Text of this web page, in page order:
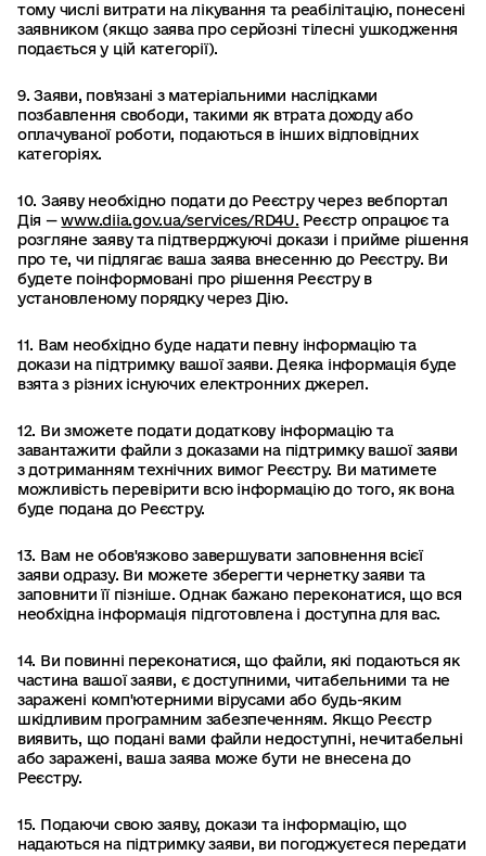
тому числі витрати на лікування та реабілітацію, понесені
заявником (якщо заява про серйозні тілесні ушкодження
подається у цій категорії).
9. Заяви, пов'язані з матеріальними наслідками
позбавлення свободи, такими як втрата доходу або
оплачуваної роботи, подаються в інших відповідних
категоріях.
10. Заяву необхідно подати до Реєстру через вебпортал
Дія —www.diia.gov.ua/services/RD4U. Реєстр опрацює та
розгляне заяву та підтверджуючі докази і прийме рішення
про те, чи підлягає ваша заява внесенню до Реєстру. Ви
будете поінформовані про рішення Реєстру в
установленому порядку через Дію.
11. Вам необхідно буде надати певну інформацію та
докази на підтримку вашої заяви. Деяка інформація буде
взята з різних існуючих електронних джерел.
12. Ви зможете подати додаткову інформацію та
завантажити файли з доказами на підтримку вашої заяви
з дотриманням технічних вимог Реєстру. Ви матимете
можливість перевірити всю інформацію до того, як вона
буде подана до Реєстру.
13. Вам не обов'язково завершувати заповнення всієї
заяви одразу. Ви можете зберегти чернетку заяви та
заповнити її пізніше. Однак бажано переконатися, що вся
необхідна інформація підготовлена і доступна для вас.
14. Ви повинні переконатися, що файли, які подаються як
частина вашої заяви, є доступними, читабельними та не
заражені комп'ютерними вірусами або будь-яким
шкідливим програмним забезпеченням. Якщо Реєстр
виявить, що подані вами файли недоступні, нечитабельні
або заражені, ваша заява може бути не внесена до
Реєстру.
15. Подаючи свою заяву, докази та інформацію, що
надаються на підтримку заяви, ви погоджуєтеся передати